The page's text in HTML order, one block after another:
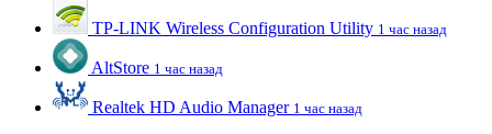
TP-LINK Wireless Configuration Utility 1 час назад
AltStore 1 час назад
Realtek HD Audio Manager 1 час назад